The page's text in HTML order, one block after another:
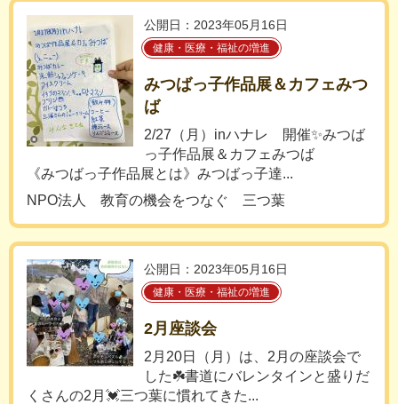
公開日：2023年05月16日
健康・医療・福祉の増進
みつばっ子作品展＆カフェみつ
ば
2/27（月）inハナレ 開催✨みつば
っ子作品展＆カフェみつば
《みつばっ子作品展とは》みつばっ子達...
NPO法人 教育の機会をつなぐ 三つ葉
公開日：2023年05月16日
健康・医療・福祉の増進
2月座談会
2月20日（月）は、2月の座談会で
した☘️書道にバレンタインと盛りだ
くさんの2月💓三つ葉に慣れてきた...